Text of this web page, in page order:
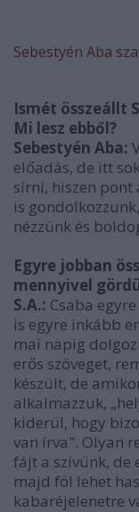
Sebestyén Aba
Ismét összeállt
Mi lesz ebből?
Sebestyén Aba:
előadás, de itt
sírni, hiszen pont
is
nézzünk és
Egyre jobban
mennyivel
S.A.: Csaba
is egyre inkább
mai napig
erős szöveget,
készült, de
alkalmazzuk,
kiderül, hogy
van írva". Olyan
fájt a szívünk, de
majd föl lehet
kabaréjelenetre